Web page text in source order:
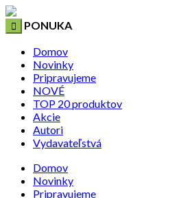
PONUKA
Domov
Novinky
Pripravujeme
NOVÉ
TOP 20 produktov
Akcie
Autori
Vydavateľstvá
Domov
Novinky
Pripravujeme